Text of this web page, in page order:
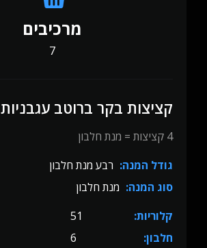
מרכיבים
7
קציצות בקר ברוטב עגבניות
4 קציצות = מנת חלבון
גודל המנה: רבע מנת חלבון
סוג המנה: מנת חלבון
קלוריות:
51
חלבון:
6